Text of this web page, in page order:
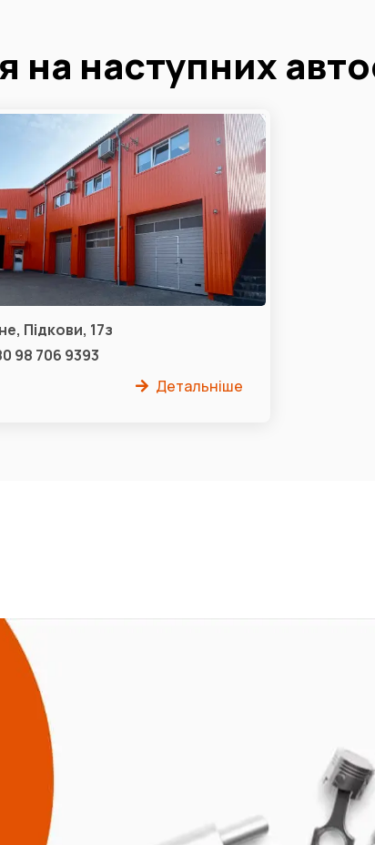
на наступних
Підкови, 17з
98 706 9393
Детальніше